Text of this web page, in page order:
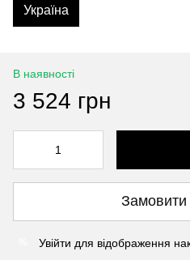
Україна
В наявності
3 524 грн
Увійти для відображення